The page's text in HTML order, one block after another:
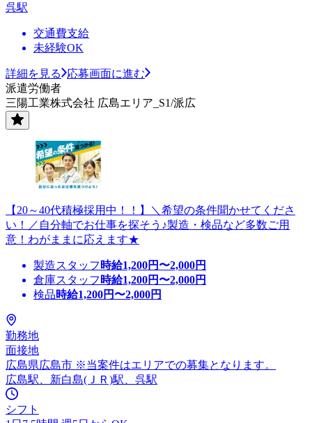
呉駅
交通費支給
未経験OK
詳細を見る
応募画面に進む
派遣労働者
三陽工業株式会社 広島エリア_S1/派広
【20～40代積極採用中！！】＼希望の条件聞かせてくださ
い！／自分軸でお仕事を探そう♪製造・検品など多数ご用
意！わがままに応えます★
製造スタッフ 時給1,200円〜2,000円
倉庫スタッフ 時給1,200円〜2,000円
検品時給1,200円〜2,000円
勤務地
面接地
広島県広島市 ※当案件はエリアでの募集となります。
広島駅、新白島(ＪＲ)駅、呉駅
シフト